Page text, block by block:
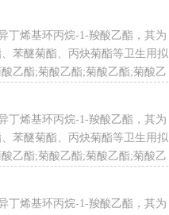
酯;菊酸乙酯;菊酸乙酯;
丁烯基环丙烷-1-羧酸乙酯，其为
苯醚菊酯、丙炔菊酯等卫生用拟
乙酯;菊酸乙酯;菊酸乙酯;菊酸乙
酯;菊酸乙酯;菊酸乙酯;
丁烯基环丙烷-1-羧酸乙酯，其为
苯醚菊酯、丙炔菊酯等卫生用拟
乙酯;菊酸乙酯;菊酸乙酯;菊酸乙
酯;菊酸乙酯;菊酸乙酯;
丁烯基环丙烷-1-羧酸乙酯，其为